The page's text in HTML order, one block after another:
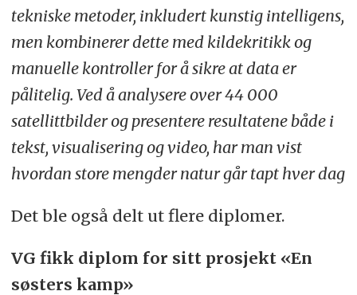
tekniske metoder, inkludert kunstig intelligens,
men kombinerer dette med kildekritikk og
manuelle kontroller for å sikre at data er
pålitelig. Ved å analysere over 44 000
satellittbilder og presentere resultatene både i
tekst, visualisering og video, har man vist
hvordan store mengder natur går tapt hver dag
Det ble også delt ut flere diplomer.
VG fikk diplom for sitt prosjekt «En
søsters kamp»